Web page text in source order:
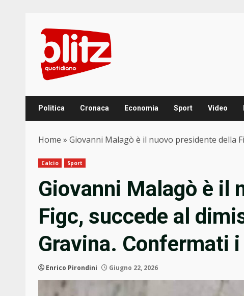
content
Politica Cronaca Economia Sport Video
Home » Giovanni Malagò è il nuovo presidente della
Calcio Sport
Giovanni Malagò è il
Figc, succede al
Gravina. Confermati
Enrico Pirondini Giugno 22, 2026